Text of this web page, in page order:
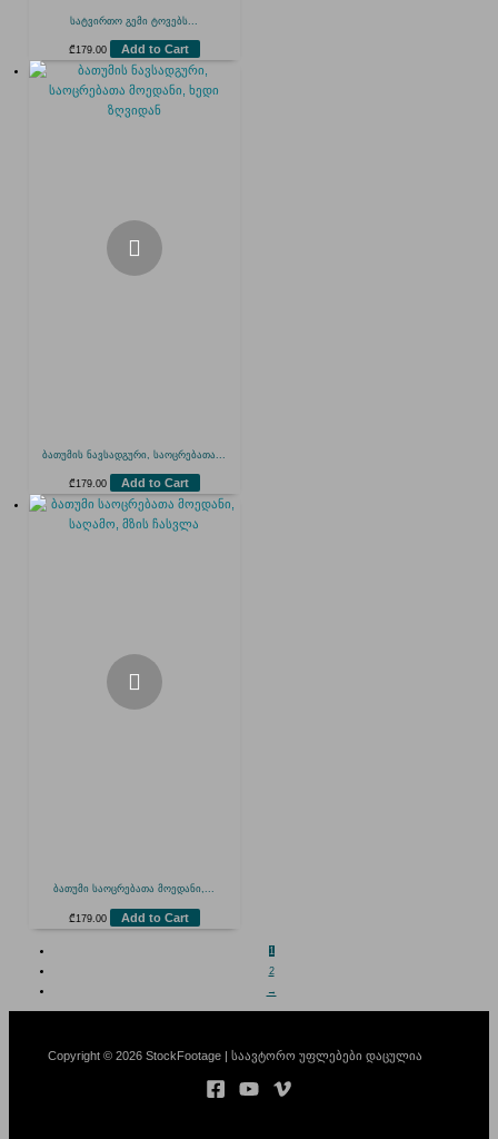
სატვირთო გემი ტოვებს...
₾179.00 Add to Cart
ბათუმის ნავსადგური, საოცრებათა...
₾179.00 Add to Cart
ბათუმი საოცრებათა მოედანი,...
₾ 179.00 Add to Cart
1
2
→
Copyright © 2026 StockFootage | საავტორო უფლებები დაცულია